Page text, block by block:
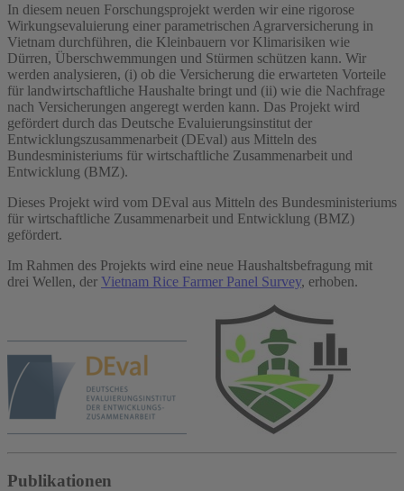
In diesem neuen Forschungsprojekt werden wir eine rigorose
Wirkungsevaluierung einer parametrischen Agrarversicherung in
Vietnam durchführen, die Kleinbauern vor Klimarisiken wie
Dürren, Überschwemmungen und Stürmen schützen kann. Wir
werden analysieren, (i) ob die Versicherung die erwarteten Vorteile
für landwirtschaftliche Haushalte bringt und (ii) wie die Nachfrage
nach Versicherungen angeregt werden kann. Das Projekt wird
gefördert durch das Deutsche Evaluierungsinstitut der
Entwicklungszusammenarbeit (DEval) aus Mitteln des
Bundesministeriums für wirtschaftliche Zusammenarbeit und
Entwicklung (BMZ).
Dieses Projekt wird vom DEval aus Mitteln des Bundesministeriums
für wirtschaftliche Zusammenarbeit und Entwicklung (BMZ)
gefördert.
Im Rahmen des Projekts wird eine neue Haushaltsbefragung mit
drei Wellen, der Vietnam Rice Farmer Panel Survey, erhoben.
Publikationen